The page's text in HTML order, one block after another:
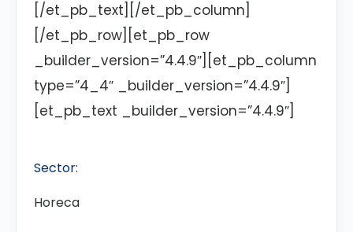
[/et_pb_text][/et_pb_column]
[/et_pb_row][et_pb_row
_builder_version=”4.4.9″][et_pb_column
type=”4_4″ _builder_version=”4.4.9″]
[et_pb_text _builder_version=”4.4.9″]
Sector:
Horeca